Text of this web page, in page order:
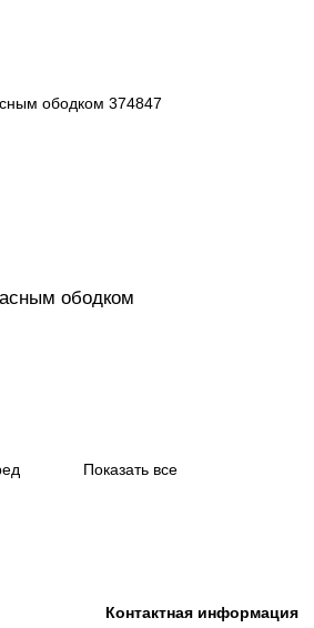
ободком
Показать все
Контактная информация